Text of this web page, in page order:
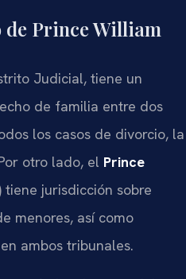
de Prince William
Judicial, tiene un
de familia entre dos
los casos de divorcio, la
otro lado, el Prince
tiene jurisdicción sobre
menores, así como
ambos tribunales.